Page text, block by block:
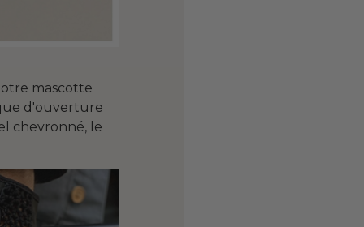
mascotte
d'ouverture
chevronné, le